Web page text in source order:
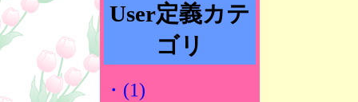
User定義カテ
ゴリ
・(1)